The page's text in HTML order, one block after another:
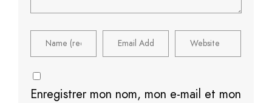
Enregistrer mon nom, mon e-mail et mon